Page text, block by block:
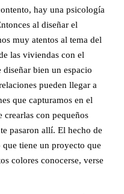
hay una psicología
al diseñar el
muy atentos al tema del
las viviendas con el
diseñar bien un espacio
pueden llegar a
que capturamos en el
crearlas con pequeños
pasaron allí. El hecho de
tiene un proyecto que
colores conocerse, verse